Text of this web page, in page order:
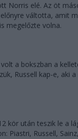
Norris elé. Az öt
váltotta, amit
megelőzte volna.
a bokszban a
Russell kap-e, aki
kör után teszik le a
Piastri, Russell,